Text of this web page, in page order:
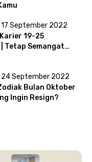
17 September 2022
19-25
Tetap Semangat
24 September 2022
Bulan Oktober
Ingin Resign?